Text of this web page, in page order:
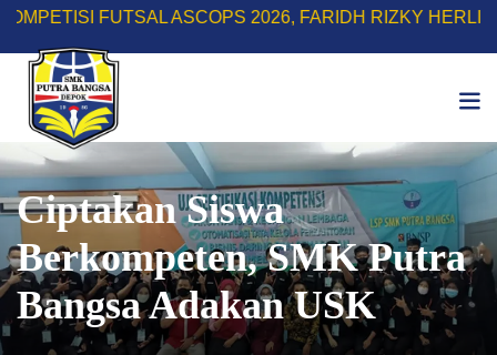
Skip
content
FUTSAL ASCOPS 2026, FARIDH RIZKY HERLINO
Ciptakan Siswa
Berkompeten, SMK Putra
Bangsa Adakan USK